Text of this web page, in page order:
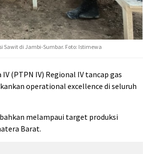
Sawit di Jambi-Sumbar. Foto: Istimewa
(PTPN IV) Regional IV tancap gas
operational excellence di seluruh
melampaui target produksi
Barat.